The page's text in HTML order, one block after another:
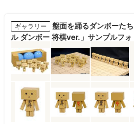
ギャラリー
盤面を踊るダンボーた
ル ダンボー 将棋ver.」サンプルフォ